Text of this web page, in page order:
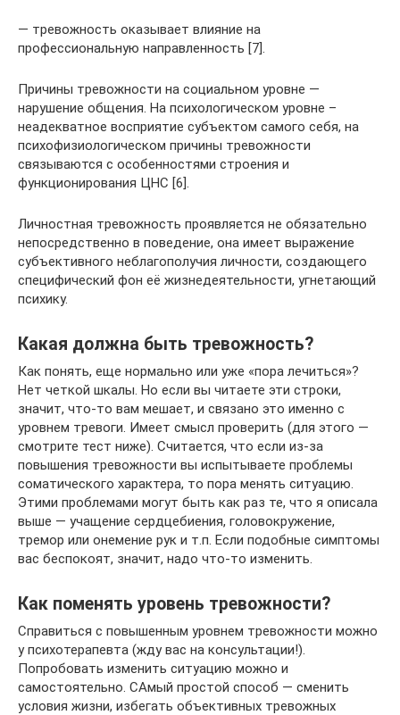
— тревожность оказывает влияние на
профессиональную направленность [7].
Причины тревожности на социальном уровне —
нарушение общения. На психологическом уровне –
неадекватное восприятие субъектом самого себя, на
психофизиологическом причины тревожности
связываются с особенностями строения и
функционирования ЦНС [6].
Личностная тревожность проявляется не обязательно
непосредственно в поведение, она имеет выражение
субъективного неблагополучия личности, создающего
специфический фон её жизнедеятельности, угнетающий
психику.
Какая должна быть тревожность?
Как понять, еще нормально или уже «пора лечиться»?
Нет четкой шкалы. Но если вы читаете эти строки,
значит, что-то вам мешает, и связано это именно с
уровнем тревоги. Имеет смысл проверить (для этого —
смотрите тест ниже). Считается, что если из-за
повышения тревожности вы испытываете проблемы
соматического характера, то пора менять ситуацию.
Этими проблемами могут быть как раз те, что я описала
выше — учащение сердцебиения, головокружение,
тремор или онемение рук и т.п. Если подобные симптомы
вас беспокоят, значит, надо что-то изменить.
Как поменять уровень тревожности?
Справиться с повышенным уровнем тревожности можно
у психотерапевта (жду вас на консультации!).
Попробовать изменить ситуацию можно и
самостоятельно. САмый простой способ — сменить
условия жизни, избегать объективных тревожных